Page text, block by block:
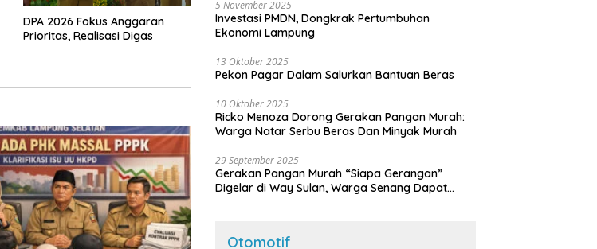
DPA 2026 Fokus Anggaran
Prioritas, Realisasi Digas
5 November 2025
Investasi PMDN, Dongkrak Pertumbuhan
Ekonomi Lampung
13 Oktober 2025
Pekon Pagar Dalam Salurkan Bantuan Beras
10 Oktober 2025
Ricko Menoza Dorong Gerakan Pangan Murah:
Warga Natar Serbu Beras Dan Minyak Murah
29 September 2025
Gerakan Pangan Murah “Siapa Gerangan”
Digelar di Way Sulan, Warga Senang Dapat
Otomotif